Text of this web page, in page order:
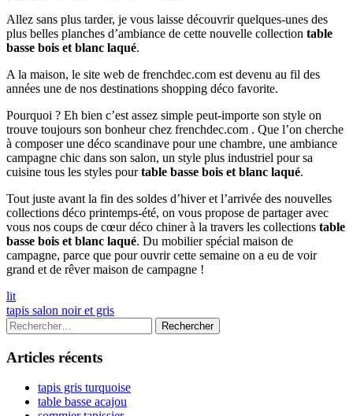
Allez sans plus tarder, je vous laisse découvrir quelques-unes des
plus belles planches d’ambiance de cette nouvelle collection table
basse bois et blanc laqué.
A la maison, le site web de frenchdec.com est devenu au fil des
années une de nos destinations shopping déco favorite.
Pourquoi ? Eh bien c’est assez simple peut-importe son style on
trouve toujours son bonheur chez frenchdec.com . Que l’on cherche
à composer une déco scandinave pour une chambre, une ambiance
campagne chic dans son salon, un style plus industriel pour sa
cuisine tous les styles pourtable basse bois et blanc laqué.
Tout juste avant la fin des soldes d’hiver et l’arrivée des nouvelles
collections déco printemps-été, on vous propose de partager avec
vous nos coups de cœur déco chiner à la travers les collections table
basse bois et blanc laqué. Du mobilier spécial maison de
campagne, parce que pour ouvrir cette semaine on a eu de voir
grand et de rêver maison de campagne !
Navigation
de
l’article
Previous
article:
lit
Next
article:
tapis salon noir et gris
Colonne
latérale
principale
Rechercher :
Articles récents
tapis gris turquoise
table basse acajou